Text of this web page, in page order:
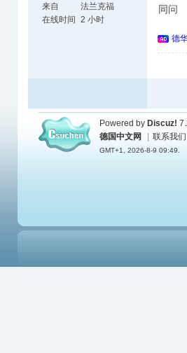
来自
法兰克福
在线时间
2 小时
同问
德
Powered by Discuz!
德国中文网
联系我们
GMT+1, 2026-8-9 09:49.